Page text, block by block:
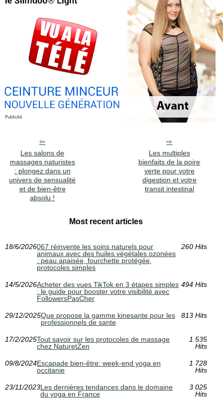
Les salons de
massages naturistes
: plongez dans un
univers de sensualité
et de bien-être
absolu !
Les multiples
bienfaits de la poire
verte pour votre
digestion et votre
transit intestinal
Most recent articles
18/6/2026067 réinvente les soins naturels pour
animaux avec des huiles végétales ozonées
: peau apaisée, fourchette protégée,
protocoles simples
260 Hits
14/5/2026Acheter des vues TikTok en 3 étapes simples
: le guide pour booster votre visibilité avec
FollowersPasCher
494 Hits
29/12/2025Que propose la gamme kinesante pour les
professionnels de sante
813 Hits
17/2/2025Tout savoir sur les protocoles de massage
chez NaturetZen
1 535
Hits
09/8/2024Escapade bien-être: week-end yoga en
occitanie
1 728
Hits
23/11/2023Les dernières tendances dans le domaine
du yoga en France
3 025
Hits